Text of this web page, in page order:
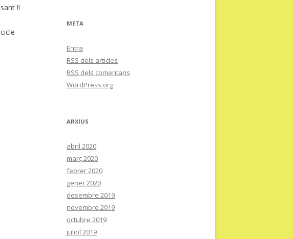
!!
META
Entra
RSS dels articles
RSS dels comentaris
WordPress.org
ARXIUS
abril 2020
març 2020
febrer 2020
gener 2020
desembre 2019
novembre 2019
octubre 2019
juliol 2019